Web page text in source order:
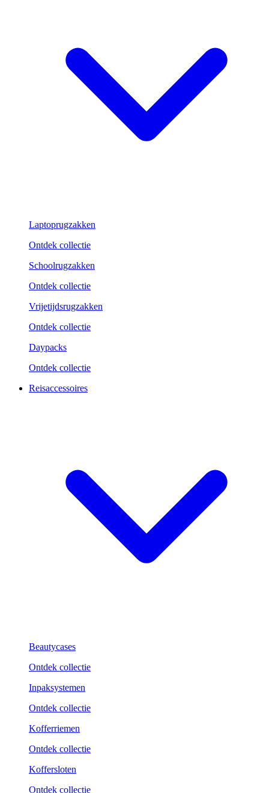
Laptoprugzakken
Ontdek collectie
Schoolrugzakken
Ontdek collectie
Vrijetijdsrugzakken
Ontdek collectie
Daypacks
Ontdek collectie
Reisaccessoires
Beautycases
Ontdek collectie
Inpaksystemen
Ontdek collectie
Kofferriemen
Ontdek collectie
Koffersloten
Ontdek collectie